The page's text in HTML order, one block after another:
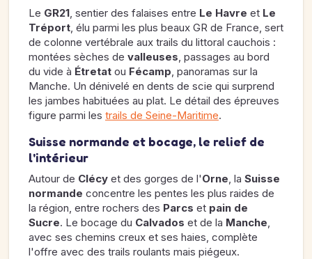
Le GR21, sentier des falaises entre Le Havre et Le
Tréport, élu parmi les plus beaux GR de France, sert
de colonne vertébrale aux trails du littoral cauchois :
montées sèches de valleuses, passages au bord
du vide à Étretat ou Fécamp, panoramas sur la
Manche. Un dénivelé en dents de scie qui surprend
les jambes habituées au plat. Le détail des épreuves
figure parmi les trails de Seine-Maritime.
Suisse normande et bocage, le relief de
l'intérieur
Autour de Clécy et des gorges de l'Orne, la Suisse
normande concentre les pentes les plus raides de
la région, entre rochers des Parcs et pain de
Sucre. Le bocage du Calvados et de la Manche,
avec ses chemins creux et ses haies, complète
l'offre avec des trails roulants mais piégeux.